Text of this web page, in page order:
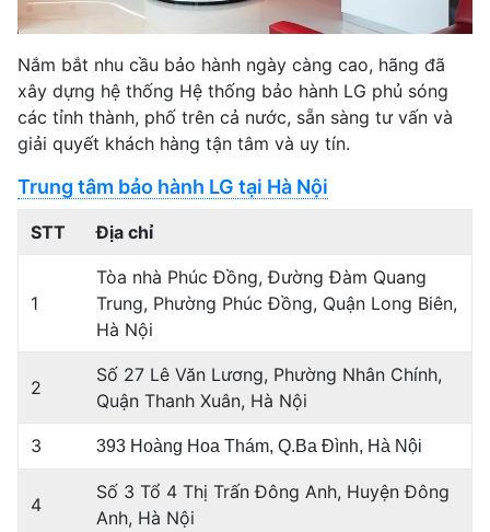
Nắm bắt nhu cầu bảo hành ngày càng cao, hãng đã
xây dựng hệ thống Hệ thống bảo hành LG phủ sóng
các tỉnh thành, phố trên cả nước, sẵn sàng tư vấn và
giải quyết khách hàng tận tâm và uy tín.
Trung tâm bảo hành LG tại Hà Nội
STT Địa chỉ
1
Tòa nhà Phúc Đồng, Đường Đàm Quang
Trung, Phường Phúc Đồng, Quận Long Biên,
Hà Nội
2
Số 27 Lê Văn Lương, Phường Nhân Chính,
Quận Thanh Xuân, Hà Nội
3 393 Hoàng Hoa Thám, Q.Ba Đình, Hà Nội
4
Số 3 Tổ 4 Thị Trấn Đông Anh, Huyện Đông
Anh, Hà Nội